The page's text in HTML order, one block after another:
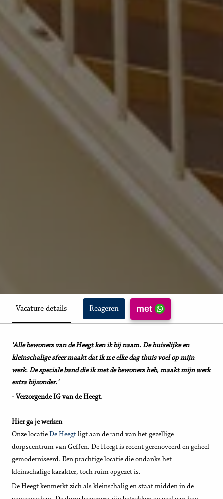
Vacature details Reageren met
'Alle bewoners van de Heegt ken ik bij naam. De huiselijke en
kleinschalige sfeer maakt dat ik me elke dag thuis voel op mijn
werk. De speciale band die ik met de bewoners heb, maakt mijn werk
extra bijzonder.'
- Verzorgende IG van de Heegt.
Hier ga je werken
Onze locatie De Heegt ligt aan de rand van het gezellige
dorpscentrum van Geffen. De Heegt is recent gerenoveerd en geheel
gemoderniseerd. Een prachtige locatie die ondanks het
kleinschalige karakter, toch ruim opgezet is.
De Heegt kenmerkt zich als kleinschalig en staat midden in de